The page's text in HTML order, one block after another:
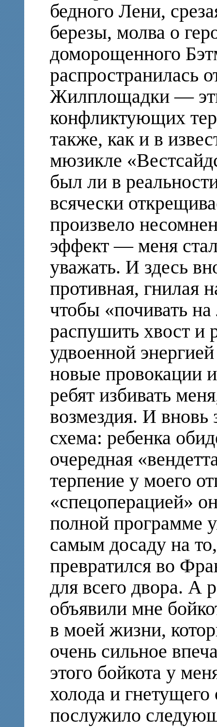
бедного Лени,
березы, молва о
доморощенного
распространилась
Жилплощадки —
конфликтующих
также, как и в
мюзикле
был ли в
всячески
произвело
эффект — меня
уважать. И здесь
противная, гнилая
чтобы «почивать
распушить хвост и
удвоенной
новые провокации
ребят избивать
возмездия. И вновь
схема: ребенка
очередная
терпение у моего
«спецоперацией»
полной программе
самым досаду на
превратился во
для всего двора. А
объявили мне
в моей жизни,
очень сильное
этого бойкота у
холода и
послужило